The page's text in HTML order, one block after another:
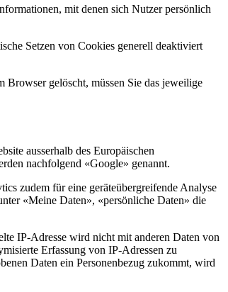
mit denen sich Nutzer persönlich
Setzen von Cookies generell deaktiviert
Browser gelöscht, müssen Sie das jeweilige
ausserhalb des Europäischen
nachfolgend «Google» genannt.
zudem für eine geräteübergreifende Analyse
«Meine Daten», «persönliche Daten» die
IP-Adresse wird nicht mit anderen Daten von
Erfassung von IP-Adressen zu
Daten ein Personenbezug zukommt, wird